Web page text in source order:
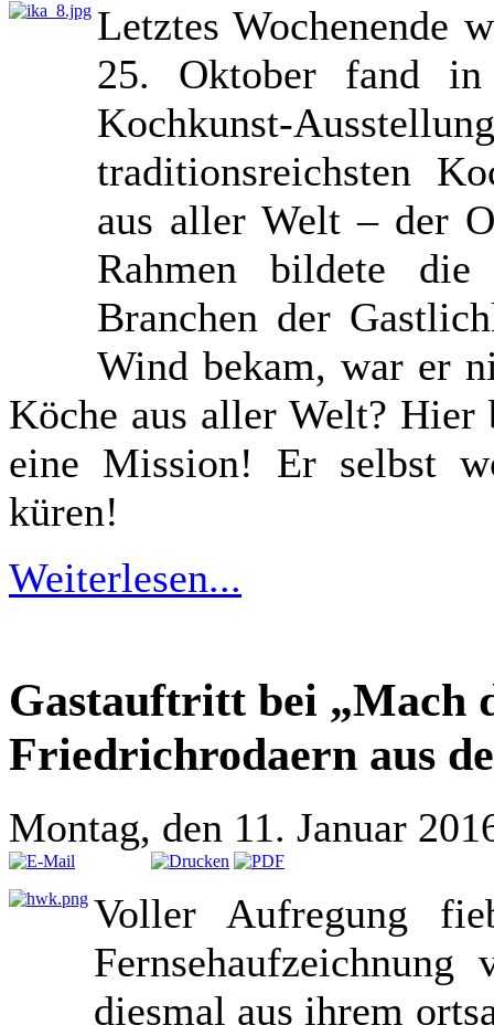
Letztes Wochenende
25. Oktober fand
Kochkunst-
traditionsreichsten
aus aller Welt – der
Rahmen bildete
Branchen der
Wind bekam, war er
Köche aus aller Welt?
eine Mission! Er selbst
küren!
Weiterlesen...
Gastauftritt bei „Mach
Friedrichrodaern aus
Montag, den 11. Januar
Voller Aufregung
diesmal aus ihrem